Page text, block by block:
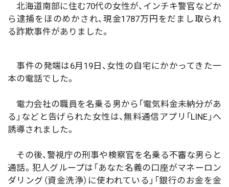
北海道南部に住む70代の女性が、インチキ警官などか
ら逮捕をほのめかされ、現金1787万円をだまし取られ
る詐欺事件がありました。
事件の発端は6月19日、女性の自宅にかかってきた一
本の電話でした。
電力会社の職員を名乗る男から「電気料金未納分があ
る」などと告げられた女性は、無料通信アプリ「LINE」へ
誘導されました。
その後、警視庁の刑事や検察官を名乗る不審な男らと
通話。犯人グループは「あなた名義の口座がマネーロン
ダリング（資金洗浄）に使われている」「銀行のお金を金